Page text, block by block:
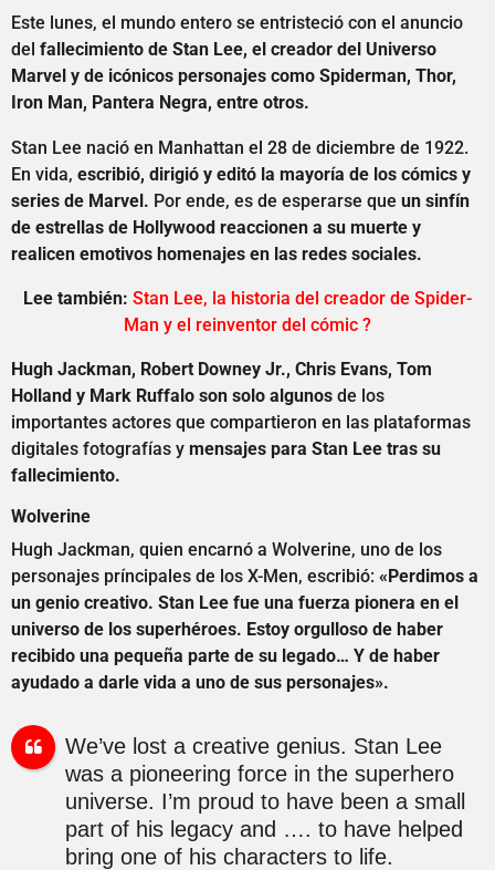
Este lunes, el mundo entero se entristeció con el anuncio
del fallecimiento de Stan Lee, el creador del Universo
Marvel y de icónicos personajes como Spiderman, Thor,
Iron Man, Pantera Negra, entre otros.
Stan Lee nació en Manhattan el 28 de diciembre de 1922.
En vida, escribió, dirigió y editó la mayoría de los cómics y
series de Marvel. Por ende, es de esperarse que un sinfín
de estrellas de Hollywood reaccionen a su muerte y
realicen emotivos homenajes en las redes sociales.
Lee también: Stan Lee, la historia del creador de Spider-
Man y el reinventor del cómic ?
Hugh Jackman, Robert Downey Jr., Chris Evans, Tom
Holland y Mark Ruffalo son solo algunos de los
importantes actores que compartieron en las plataformas
digitales fotografías y mensajes para Stan Lee tras su
fallecimiento.
Wolverine
Hugh Jackman, quien encarnó a Wolverine, uno de los
personajes príncipales de los X-Men, escribió: «Perdimos a
un genio creativo. Stan Lee fue una fuerza pionera en el
universo de los superhéroes. Estoy orgulloso de haber
recibido una pequeña parte de su legado… Y de haber
ayudado a darle vida a uno de sus personajes».
We’ve lost a creative genius. Stan Lee
was a pioneering force in the superhero
universe. I’m proud to have been a small
part of his legacy and …. to have helped
bring one of his characters to life.